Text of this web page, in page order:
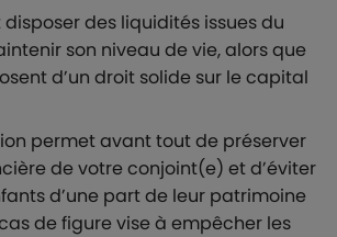
des liquidités issues du
son niveau de vie, alors que
d’un droit solide sur le capital
permet avant tout de préserver
de votre conjoint(e) et d’éviter
d’une part de leur patrimoine
de figure vise à empêcher les